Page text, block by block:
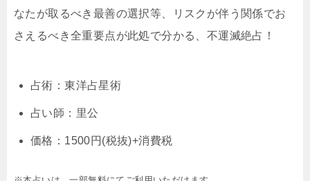
なたが取るべき最善の選択等、リスクが伴う関係でお
さえるべき全重要点が此処で分かる、不運滅絶占！
占術：東洋占星術
占い師：里公
価格：1500円(税抜)+消費税